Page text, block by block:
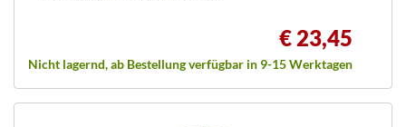
€ 23,45
Nicht lagernd, ab Bestellung verfügbar in 9-15 Werktagen